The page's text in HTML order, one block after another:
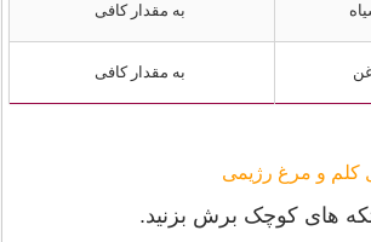
به مقدار کافی
به مقدار کافی
کلم و مرغ رژیمی
تکه های کوچک برش بزنید.